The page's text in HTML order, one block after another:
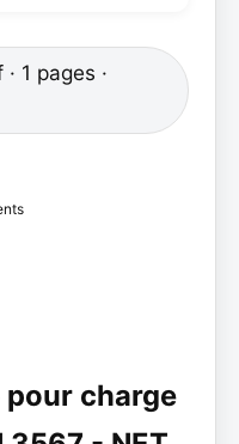
1 pages ·
pour charge